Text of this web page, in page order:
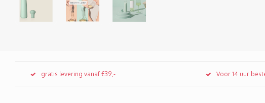
gratis levering vanaf €39,- Voor 14 uur